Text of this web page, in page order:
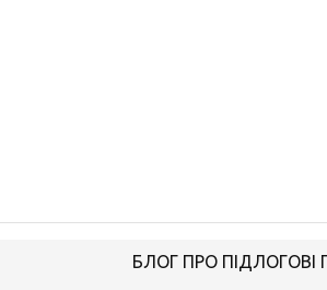
БЛОГ ПРО ПІДЛОГОВІ